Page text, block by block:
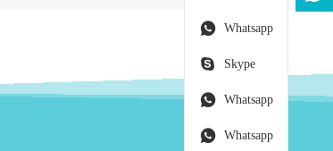
Whatsapp
Skype
Whatsapp
Whatsapp